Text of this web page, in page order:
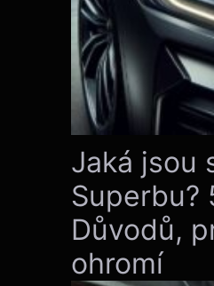
Jaká jsou
Superbu?
Důvodů,
ohromí